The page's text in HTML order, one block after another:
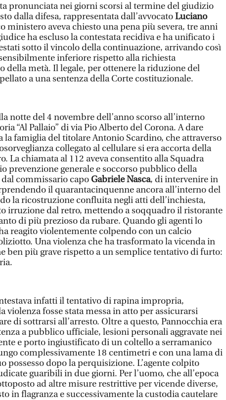
pronunciata nei giorni scorsi al termine del giudizio
dalla difesa, rappresentata dall’avvocatoLuciano
ministero aveva chiesto una pena più severa, tre anni
ha escluso la contestata recidiva e ha unificato i
sotto il vincolo della continuazione, arrivando così
inferiore rispetto alla richiesta
della metà. Il legale, per ottenere la riduzione del
a una sentenza della Corte costituzionale.
notte del 4 novembre dell’anno scorso all’interno
“Al Pallaio” di via Pio Alberto del Corona. A dare
la famiglia del titolare Antonio Scardino, che attraverso
collegato al cellulare si era accorta della
La chiamata al 112 aveva consentito alla Squadra
prevenzione generale e soccorso pubblico della
commissario capoGabriele Nasca, di intervenire in
il quarantacinquenne ancora all’interno del
la ricostruzione confluita negli atti dell’inchiesta,
irruzione dal retro, mettendo a soqquadro il ristorante
di più prezioso da rubare. Quando gli agenti lo
reagito violentemente colpendo con un calcio
Una violenza che ha trasformato la vicenda in
ben più grave rispetto a un semplice tentativo di furto:
infatti il tentativo di rapina impropria,
violenza fosse stata messa in atto per assicurarsi
di sottrarsi all’arresto. Oltre a questo, Pannocchia era
a pubblico ufficiale, lesioni personali aggravate nei
e porto ingiustificato di un coltello a serramanico
complessivamente 18 centimetri e con una lama di
possesso dopo la perquisizione. L’agente colpito
guaribili in due giorni. Per l’uomo, che all’epoca
ad altre misure restrittive per vicende diverse,
in flagranza e successivamente la custodia cautelare